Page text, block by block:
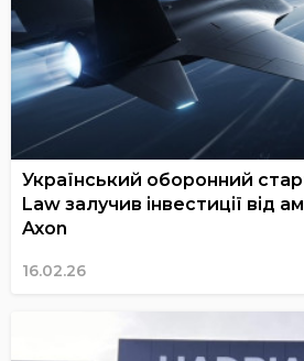
Український оборонний
Law залучив інвестиції від
Axon
16.02.26